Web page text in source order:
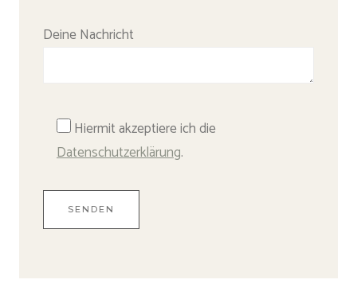
Deine Nachricht
Hiermit akzeptiere ich die
Datenschutzerklärung.